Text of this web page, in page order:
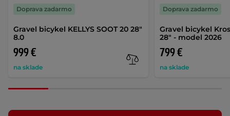
Gravel bicykel KELLYS SOOT 20 28"
8.0
999 €
na sklade
Doprava zadarmo
Gravel bicykel
28" - model 2026
799 €
na sklade
Doprava zadarmo